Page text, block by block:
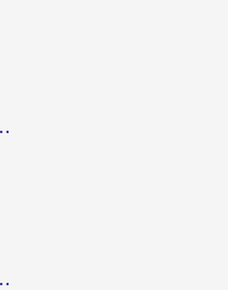
的追剧加速器选择指南
全攻略（附宝可梦Online实测）